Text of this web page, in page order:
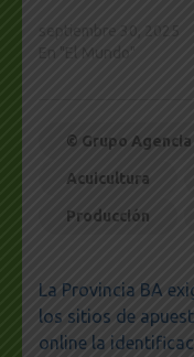
© Grupo
Acuicultura
Producción
Navegación
de
entradas
La Provincia BA
los sitios de
online la